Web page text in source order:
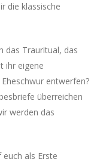
die klassische
das Trauritual, das
ihr eigene
entwerfen?
überreichen
werden das
als Erste